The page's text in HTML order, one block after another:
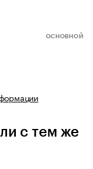
ОСНОВНОЙ
с тем же